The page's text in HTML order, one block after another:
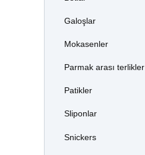
Galoşlar
Mokasenler
Parmak arası terlikler
Patikler
Sliponlar
Snickers